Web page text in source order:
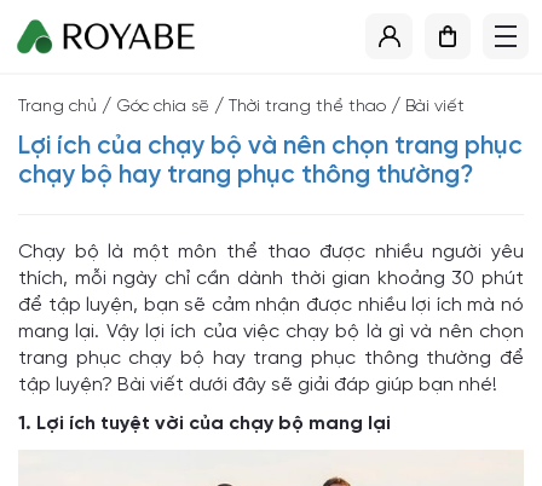
Trang chủ / Góc chia sẽ / Thời trang thể thao / Bài viết
Lợi ích của chạy bộ và nên chọn trang phục
chạy bộ hay trang phục thông thường?
Chạy bộ là một môn thể thao được nhiều người yêu
thích, mỗi ngày chỉ cần dành thời gian khoảng 30 phút
để tập luyện, bạn sẽ cảm nhận được nhiều lợi ích mà nó
mang lại. Vậy lợi ích của việc chạy bộ là gì và nên chọn
trang phục chạy bộ hay trang phục thông thường để
tập luyện? Bài viết dưới đây sẽ giải đáp giúp bạn nhé!
1. Lợi ích tuyệt vời của chạy bộ mang lại